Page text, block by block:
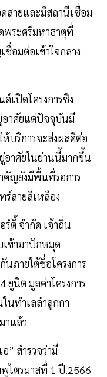
สายและมีสถานีเชื่อม
พระศรีมหาธาตุที่
อมต่อเข้าใจกลาง
เปิดโครงการชิง
อาศัยแต่ปัจจุบันมี
บริการจะส่งผลดีต่อ
อาศัยในย่านนี้มากขึ้น
คัญยังมีพื้นที่รอการ
สายสีเหลือง
ตี้ จำกัด เจ้าถิ่น
เข้ามาปักหมุด
ภายใต้ชื่อโครงการ
นิต มูลค่าโครงการ
นทำเลลำลูกกา
าแล้ว
” สำรวจว่ามี
ไตรมาสที่ 1 ปี.2566